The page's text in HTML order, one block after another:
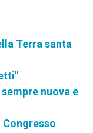
Terra santa
nuova e